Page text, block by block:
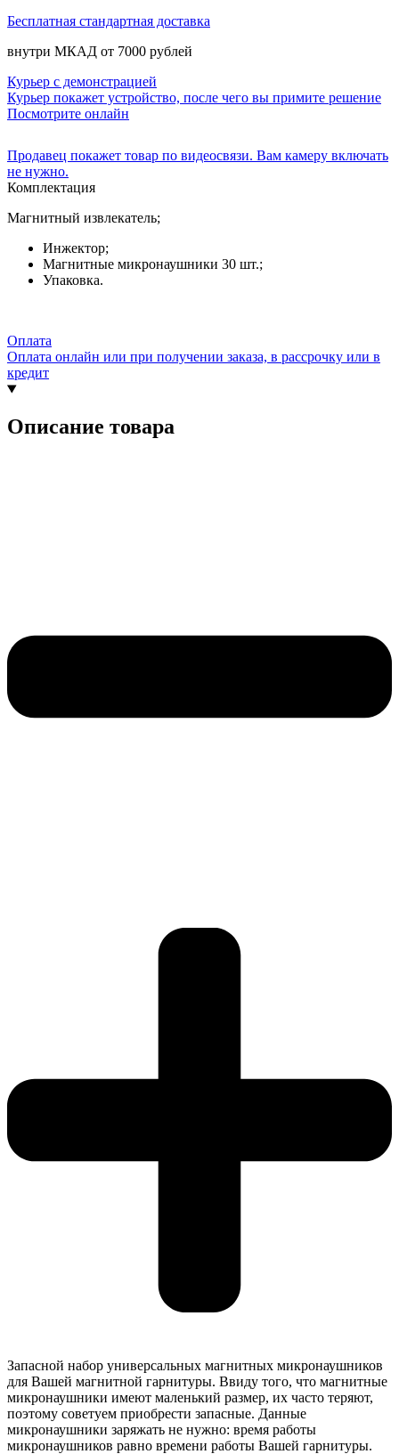
Бесплатная стандартная доставка
внутри МКАД от 7000 рублей
Курьер с демонстрацией
Курьер покажет устройство, после чего вы примите решение
Посмотрите онлайн
Продавец покажет товар по видеосвязи. Вам камеру включать
не нужно.
Комплектация
Магнитный извлекатель;
Инжектор;
Магнитные микронаушники 30 шт.;
Упаковка.
Оплата
Оплата онлайн или при получении заказа, в рассрочку или в
кредит
Описание товара
Запасной набор универсальных магнитных микронаушников
для Вашей магнитной гарнитуры. Ввиду того, что магнитные
микронаушники имеют маленький размер, их часто теряют,
поэтому советуем приобрести запасные. Данные
микронаушники заряжать не нужно: время работы
микронаушников равно времени работы Вашей гарнитуры.